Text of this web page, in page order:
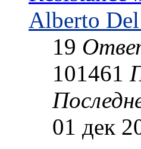
Alberto
19
101461
01 дек